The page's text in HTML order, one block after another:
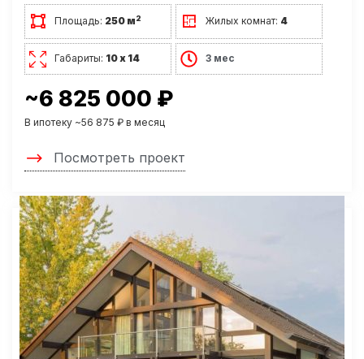
Площадь: 250 м2 Жилых комнат: 4
Габариты: 10 х 14 3 мес
~6 825 000 ₽
В ипотеку ~56 875 ₽ в месяц
Посмотреть проект